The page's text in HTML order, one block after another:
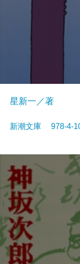
星新一／著
新潮文庫 978-4-